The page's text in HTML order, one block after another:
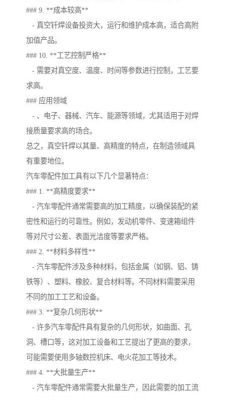
### 9. **成本较高**
- 真空钎焊设备投资大，运行和维护成本高，适合高附
加值产品。
### 10. **工艺控制严格**
- 需要对真空度、温度、时间等参数进行控制，工艺要
求高。
### 应用领域
- 、电子、器械、汽车、能源等领域，尤其适用于对焊
接质量要求高的场合。
总之，真空钎焊以其量、高精度的特点，在制造领域具
有重要地位。
汽车零配件加工具有以下几个显著特点：
### 1. **高精度要求**
- 汽车零配件通常需要高的加工精度，以确保装配的紧
密性和运行的可靠性。例如，发动机零件、变速箱组件
等对尺寸公差、表面光洁度等要求严格。
### 2. **材料多样性**
- 汽车零配件涉及多种材料，包括金属（如钢、铝、铸
铁等）、塑料、橡胶、复合材料等。不同材料需要采用
不同的加工工艺和设备。
### 3. **复杂几何形状**
- 许多汽车零配件具有复杂的几何形状，如曲面、孔
洞、槽口等，这对加工设备和工艺提出了更高的要求，
可能需要使用多轴数控机床、电火花加工等技术。
### 4. **大批量生产**
- 汽车零配件通常需要大批量生产，因此需要的加工流